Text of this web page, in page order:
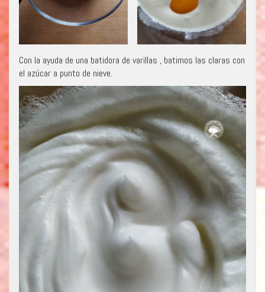
Con la ayuda de una batidora de varillas , batimos las claras con
el azúcar a punto de nieve.